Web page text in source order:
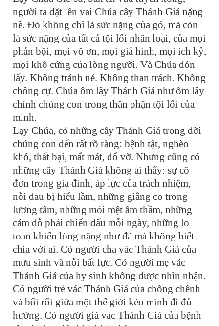
người ta đặt lên vai Chúa cây Thánh Giá nặng
nề. Đó không chỉ là sức nặng của gỗ, mà còn
là sức nặng của tất cả tội lỗi nhân loại, của mọi
phản bội, mọi vô ơn, mọi giả hình, mọi ích kỷ,
mọi khô cứng của lòng người. Và Chúa đón
lấy. Không tránh né. Không than trách. Không
chống cự. Chúa ôm lấy Thánh Giá như ôm lấy
chính chúng con trong thân phận tội lỗi của
mình.
Lạy Chúa, có những cây Thánh Giá trong đời
chúng con đến rất rõ ràng: bệnh tật, nghèo
khó, thất bại, mất mát, đổ vỡ. Nhưng cũng có
những cây Thánh Giá không ai thấy: sự cô
đơn trong gia đình, áp lực của trách nhiệm,
nỗi đau bị hiểu lầm, những giằng co trong
lương tâm, những mỏi mệt âm thầm, những
cám dỗ phải chiến đấu mỗi ngày, những lo
toan khiến lòng nặng như đá mà không biết
chia với ai. Có người cha vác Thánh Giá của
mưu sinh và nỗi bất lực. Có người mẹ vác
Thánh Giá của hy sinh không được nhìn nhận.
Có người trẻ vác Thánh Giá của chông chênh
và bối rối giữa một thế giới kéo mình đi đủ
hướng. Có người già vác Thánh Giá của bệnh